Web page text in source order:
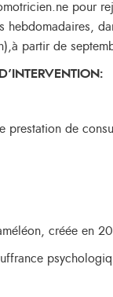
pour
partir de
prestation de
créée en